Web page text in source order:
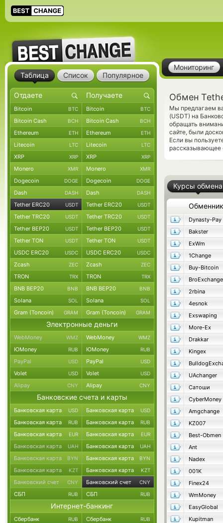
Мониторинг
Обмен
Мы предлагаем
(USDT) на
обращать
сайте, были
Если вы
рассказывающее
Курсы обмена
Обменник
Dynasty-Pay
Bakster
ExWm
1Change
Buy-Bitcoin
BroExchange
2rbina
4esnok
Exswaping
More-Ex
Drakkar
Kingex
UAchanger
Сатоши
CyberMoney
Amgchange
KZ007
Best-Obmen
Ant
Nadex
001K
Finex24
WmMoney
EasyGlobal
Kupitman
Таблица Список Популярное
Bitcoin BTC Bitcoin BTC
Bitcoin Cash BCH Bitcoin Cash BCH
Ethereum ETH Ethereum ETH
Litecoin LTC Litecoin LTC
XRP XRP XRP XRP
Monero XMR Monero XMR
Dogecoin DOGE Dogecoin DOGE
Dash DASH Dash DASH
Tether ERC20 USDT Tether ERC20 USDT
Tether TRC20 USDT Tether TRC20 USDT
Tether BEP20 USDT Tether BEP20 USDT
Tether TON USDT Tether TON USDT
USDC ERC20 USDC USDC ERC20 USDC
Zcash ZEC Zcash ZEC
TRON TRX TRON TRX
BNB BEP20 BNB BNB BEP20 BNB
Solana SOL Solana SOL
Gram (Toncoin) GRAM Gram (Toncoin) GRAM
Электронные деньги
WebMoney WMZ WebMoney WMZ
ЮMoney RUB ЮMoney RUB
PayPal USD PayPal USD
Volet USD Volet USD
Alipay CNY Alipay CNY
Банковские счета и карты
Банковская карта USD Банковская карта USD
Банковская карта RUB Банковская карта RUB
Банковская карта EUR Банковская карта EUR
Банковская карта UAH Банковская карта UAH
Банковская карта BYN Банковская карта BYN
Банковская карта KZT Банковская карта KZT
Банковский счет CNY Банковский счет CNY
СБП RUB СБП RUB
Интернет-банкинг
Сбербанк RUB Сбербанк RUB